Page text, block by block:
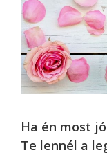
Ha én most
Te lennél a